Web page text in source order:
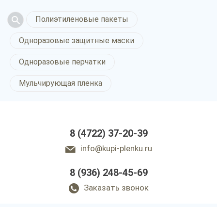
Полиэтиленовые пакеты
Одноразовые защитные маски
Одноразовые перчатки
Мульчирующая пленка
8 (4722) 37-20-39
info@kupi-plenku.ru
8 (936) 248-45-69
Заказать звонок